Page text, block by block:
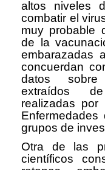
altos niveles
combatir el
muy probable
de la
embarazadas
concuerdan
datos sobre
extraídos
realizadas
grupos de
Otra de las
científicos